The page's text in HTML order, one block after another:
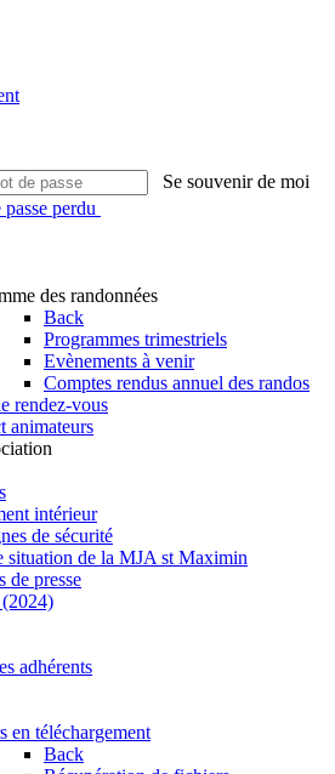
Se souvenir de moi
perdu
des randonnées
Back
Programmes trimestriels
Evènements à venir
Comptes rendus annuel des randos
rendez-vous
animateurs
intérieur
de sécurité
situation de la MJA st Maximin
de presse
(2024)
adhérents
en téléchargement
Back